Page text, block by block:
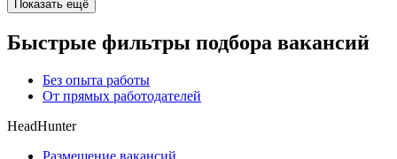
Показать ещё
Быстрые фильтры подбора вакансий
Без опыта работы
От прямых работодателей
HeadHunter
Размещение вакансий